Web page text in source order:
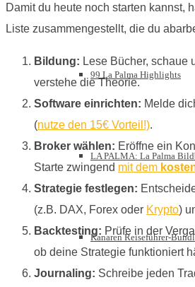
99 La Palma Highlights
LA PALMA: La Palma
Kanaren Reiseführer-
Damit du heute noch starten kannst,
Liste zusammengestellt, die du
Bildung: Lese Bücher, schaue
verstehe die Theorie.
Software einrichten: Melde
(nutze den 15€ Vorteil!).
Broker wählen: Eröffne ein
Starte zwingend mit dem
Strategie festlegen:
(z.B. DAX, Forex oder Krypto)
Backtesting: Prüfe in der
ob deine Strategie funktioniert
Journaling: Schreibe jeden